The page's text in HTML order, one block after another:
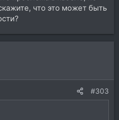
что это может быть
#303